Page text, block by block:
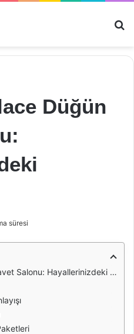
Düğün
süresi
Hayallerinizdeki Kutlama